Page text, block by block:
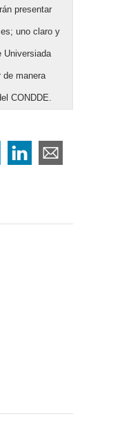
presentar
uno claro y
Universiada
de manera
CONDDE.